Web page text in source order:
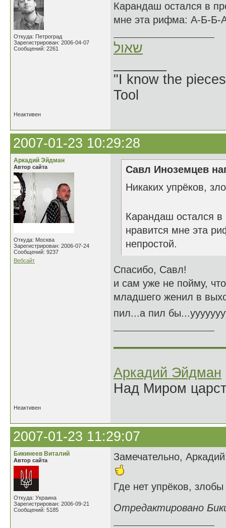
Откуда: Петроград
Зарегистрирован: 2006-04-07
Сообщений: 2261
Карандаш остался в
мне эта рифма: А-Б-Б-А
שאול
"I know the
Tool
Неактивен
2007-01-23 10:29:28
Аркадий Эйдман
Автор сайта
Откуда: Москва
Зарегистрирован: 2006-07-24
Сообщений: 9237
Вебсайт
Савл Иноземцев
Никаких упрёков,
Карандаш остался
нравится мне эта
непростой.
Спасибо, Савл!
и сам уже не пойму,
младшего женил в
пил...а пил
Аркадий Эйдман
Над Миром
Неактивен
2007-01-23 11:29:07
Бикинеев Виталий
Автор сайта
Откуда: Украина
Зарегистрирован: 2006-09-21
Сообщений: 5185
Замечательно,
Где нет упрёков,
Отредактировано